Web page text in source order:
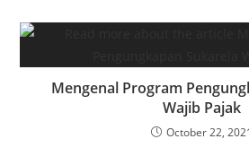
Mengenal Program
Wajib Pajak
October 22,